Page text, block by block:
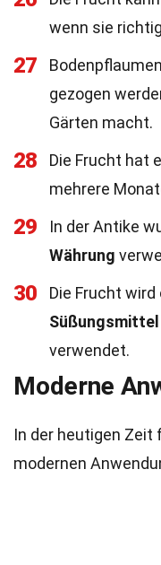
wenn sie
27
gezogen
Gärten macht.
28 Die Frucht hat
mehrere
29
In der Antike
Währung
30 Die Frucht
Süßungsmittel
verwendet.
Moderne
In der heutigen Zeit
modernen